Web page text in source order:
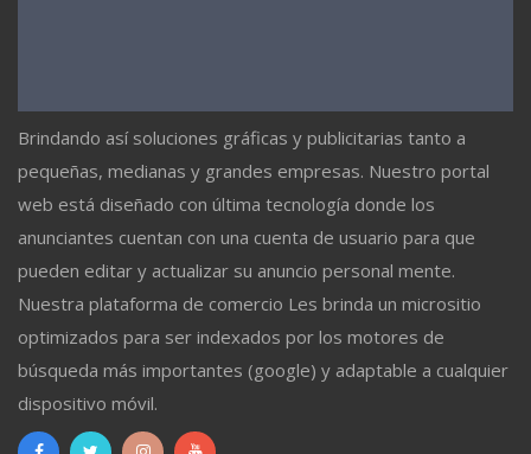
Brindando así soluciones gráficas y publicitarias tanto a
pequeñas, medianas y grandes empresas. Nuestro portal
web está diseñado con última tecnología donde los
anunciantes cuentan con una cuenta de usuario para que
pueden editar y actualizar su anuncio personal mente.
Nuestra plataforma de comercio Les brinda un micrositio
optimizados para ser indexados por los motores de
búsqueda más importantes (google) y adaptable a cualquier
dispositivo móvil.